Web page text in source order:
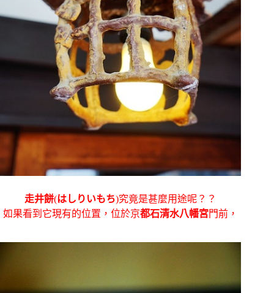
走井餅(はしりいもち)究竟是甚麼用途呢？？
如果看到它現有的位置，位於京都石清水八幡宮門前，